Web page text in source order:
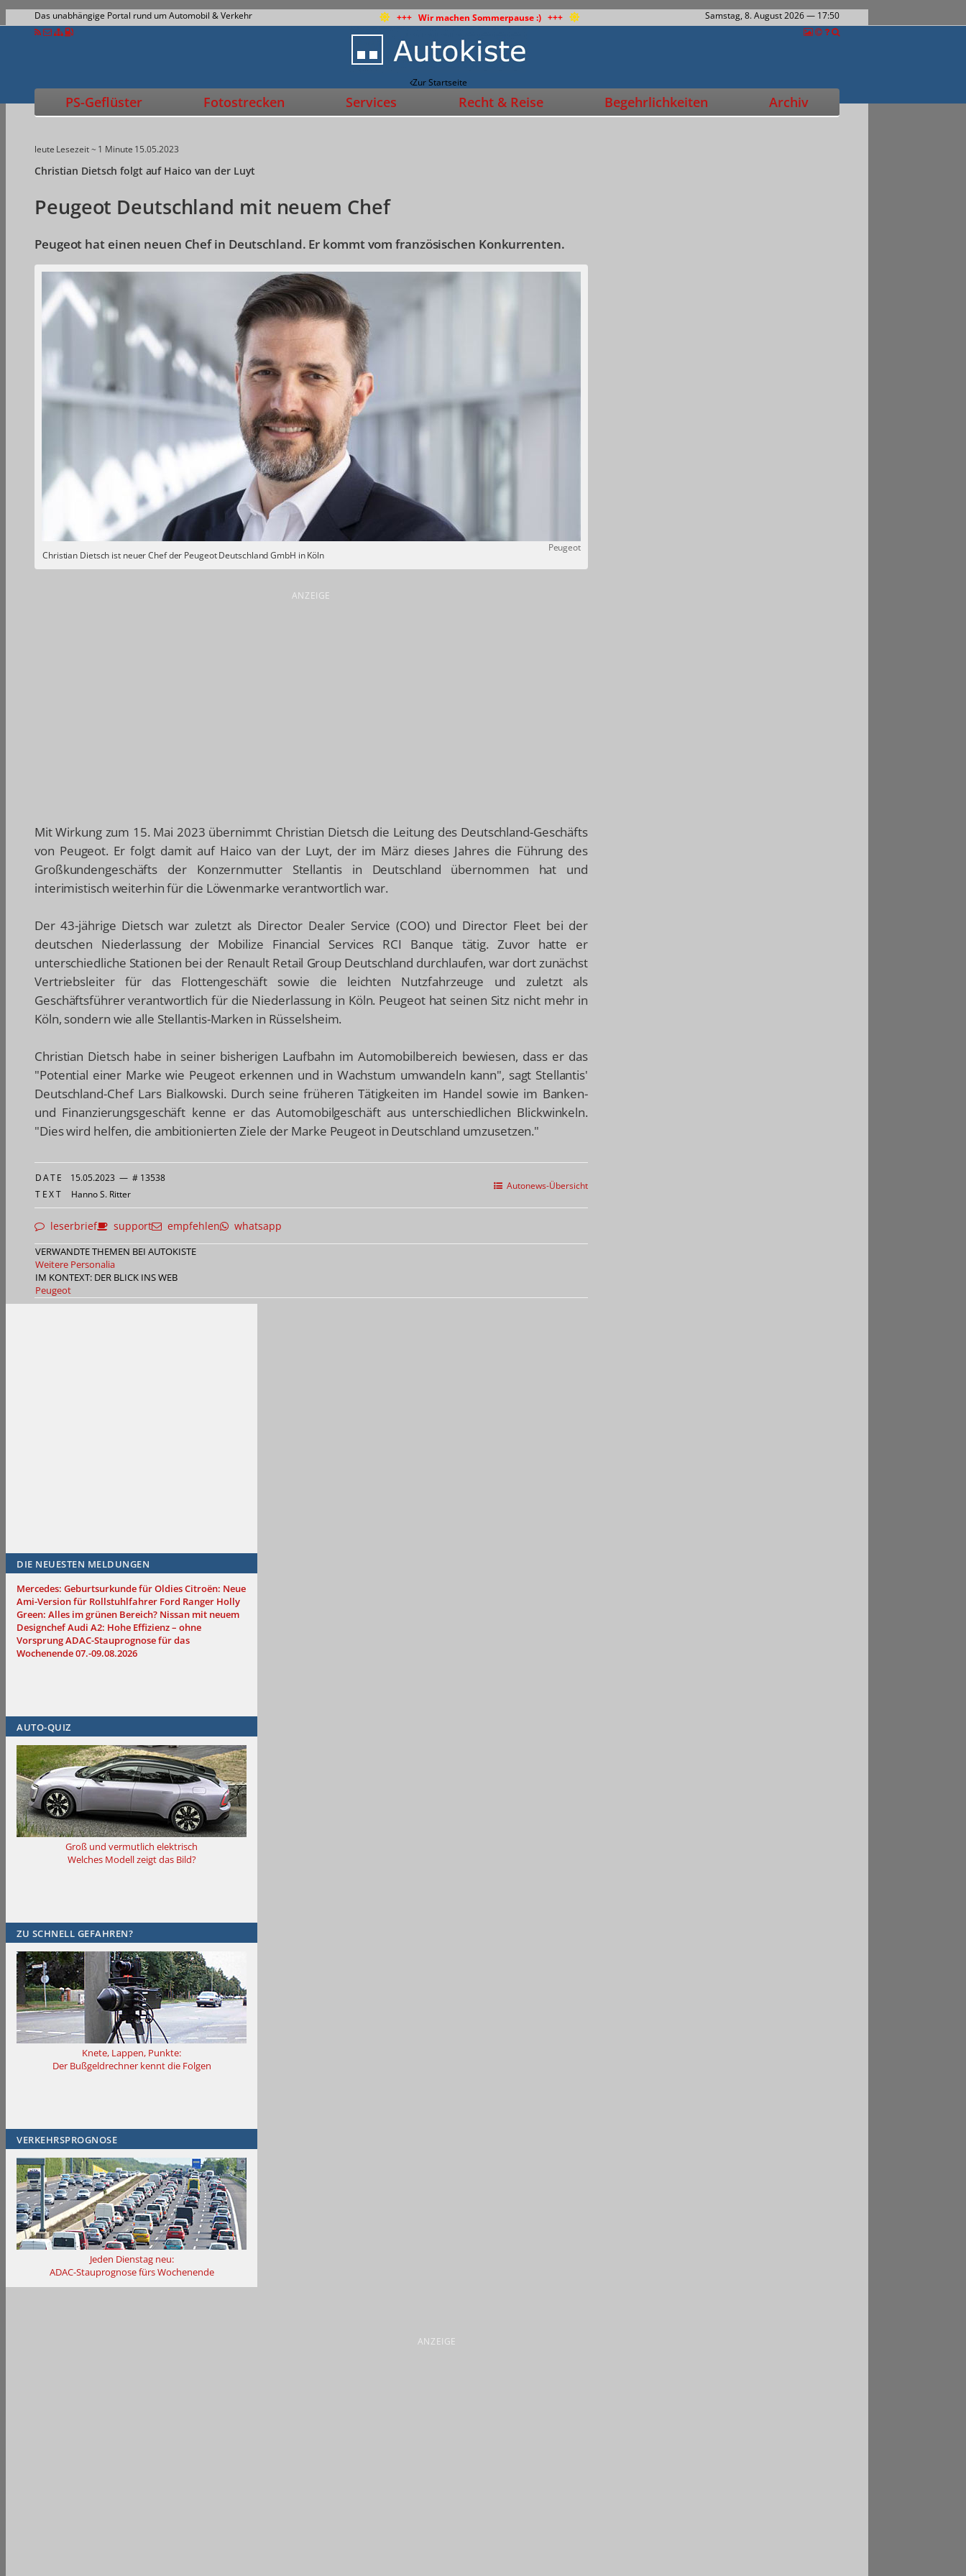
Das unabhängige Portal rund um Automobil & Verkehr +++ Wir machen Sommerpause :) +++ Samstag, 8. August 2026— 17:50
Zur Startseite
PS-Geflüster Fotostrecken Services Recht & Reise Begehrlichkeiten Archiv
leute Lesezeit ~ 1 Minute 15.05.2023
Christian Dietsch folgt auf Haico van der Luyt
Peugeot Deutschland mit neuem Chef
Peugeot hat einen neuen Chef in Deutschland. Er kommt vom französischen Konkurrenten.
Peugeot
Christian Dietsch ist neuer Chef der Peugeot Deutschland GmbH in Köln
ANZEIGE
Mit Wirkung zum 15. Mai 2023 übernimmt Christian Dietsch die Leitung des Deutschland-Geschäfts
von Peugeot. Er folgt damit auf Haico van der Luyt, der im März dieses Jahres die Führung des
Großkundengeschäfts der Konzernmutter Stellantis in Deutschland übernommen hat und
interimistisch weiterhin für die Löwenmarke verantwortlich war.
Der 43-jährige Dietsch war zuletzt als Director Dealer Service (COO) und Director Fleet bei der
deutschen Niederlassung der Mobilize Financial Services RCI Banque tätig. Zuvor hatte er
unterschiedliche Stationen bei der Renault Retail Group Deutschland durchlaufen, war dort zunächst
Vertriebsleiter für das Flottengeschäft sowie die leichten Nutzfahrzeuge und zuletzt als
Geschäftsführer verantwortlich für die Niederlassung in Köln. Peugeot hat seinen Sitz nicht mehr in
Köln, sondern wie alle Stellantis-Marken in Rüsselsheim.
Christian Dietsch habe in seiner bisherigen Laufbahn im Automobilbereich bewiesen, dass er das
"Potential einer Marke wie Peugeot erkennen und in Wachstum umwandeln kann", sagt Stellantis'
Deutschland-Chef Lars Bialkowski. Durch seine früheren Tätigkeiten im Handel sowie im Banken-
und Finanzierungsgeschäft kenne er das Automobilgeschäft aus unterschiedlichen Blickwinkeln.
"Dies wird helfen, die ambitionierten Ziele der Marke Peugeot in Deutschland umzusetzen."
Autonews-Übersicht
DATE 15.05.2023 — # 13538
TEXT Hanno S. Ritter
leserbrief support empfehlen whatsapp
VERWANDTE THEMEN BEI AUTOKISTE
Weitere Personalia
IM KONTEXT: DER BLICK INS WEB
Peugeot
DIE NEUESTEN MELDUNGEN
Mercedes: Geburtsurkunde für OldiesCitroën: Neue
Ami-Version für Rollstuhlfahrer Ford Ranger Holly
Green: Alles im grünen Bereich? Nissan mit neuem
DesignchefAudi A2: Hohe Effizienz – ohne
VorsprungADAC-Stauprognose für das
Wochenende 07.-09.08.2026
AUTO-QUIZ
Groß und vermutlich elektrisch
Welches Modell zeigt das Bild?
ZU SCHNELL GEFAHREN?
Knete, Lappen, Punkte:
Der Bußgeldrechner kennt die Folgen
VERKEHRSPROGNOSE
Jeden Dienstag neu:
ADAC-Stauprognose fürs Wochenende
ANZEIGE